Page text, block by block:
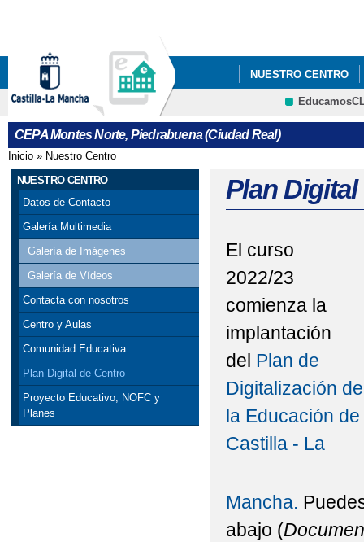
NUESTRO CENTRO
BLOGS
CEPA Montes Norte, Piedrabuena (Ciudad Real)
Se encuentra usted aquí
Inicio » Nuestro Centro
NUESTRO CENTRO
Datos de Contacto
Galería Multimedia
Galería de Imágenes
Galería de Vídeos
Contacta con nosotros
Centro y Aulas
Comunidad Educativa
Plan Digital de Centro
Proyecto Educativo, NOFC y
Planes
Plan
El curso
2022/23
comienza la
implantación
del Plan de
Digitalización de
la Educación de
Castilla - La
Mancha.
abajo (